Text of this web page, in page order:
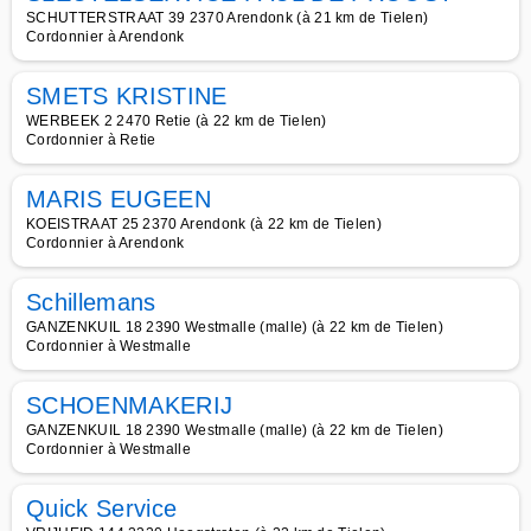
SCHUTTERSTRAAT 39 2370 Arendonk (à 21 km de Tielen)
Cordonnier à Arendonk
SMETS KRISTINE
WERBEEK 2 2470 Retie (à 22 km de Tielen)
Cordonnier à Retie
MARIS EUGEEN
KOEISTRAAT 25 2370 Arendonk (à 22 km de Tielen)
Cordonnier à Arendonk
Schillemans
GANZENKUIL 18 2390 Westmalle (malle) (à 22 km de Tielen)
Cordonnier à Westmalle
SCHOENMAKERIJ
GANZENKUIL 18 2390 Westmalle (malle) (à 22 km de Tielen)
Cordonnier à Westmalle
Quick Service